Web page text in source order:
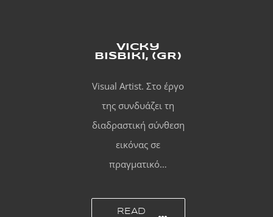
Vicky
Bisbiki, (GR)
Visual Artist. Στο έργο
της συνδυάζει τη
διαδραστική σύνθεση
εικόνας σε
πραγματικό…
READ